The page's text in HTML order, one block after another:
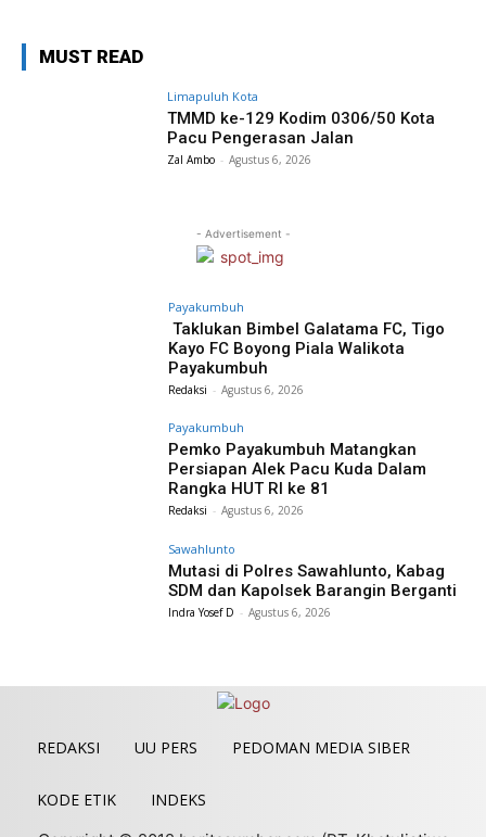
MUST READ
Limapuluh Kota
TMMD ke-129 Kodim 0306/50 Kota
Pacu Pengerasan Jalan
Zal Ambo - Agustus 6, 2026
- Advertisement -
Payakumbuh
Taklukan Bimbel Galatama FC, Tigo
Kayo FC Boyong Piala Walikota
Payakumbuh
Redaksi - Agustus 6, 2026
Payakumbuh
Pemko Payakumbuh Matangkan
Persiapan Alek Pacu Kuda Dalam
Rangka HUT RI ke 81
Redaksi - Agustus 6, 2026
Sawahlunto
Mutasi di Polres Sawahlunto, Kabag
SDM dan Kapolsek Barangin Berganti
Indra Yosef D - Agustus 6, 2026
REDAKSI UU PERS PEDOMAN MEDIA SIBER
KODE ETIK
INDEKS